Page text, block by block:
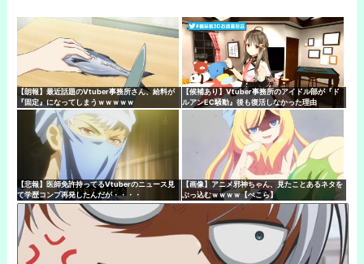
【朗報】最近話題のVtuber事務所さん、給料が
『固定』になってしまうｗｗｗｗｗ
【候補あり】Vtuber事務所のアイドル部が『ド
ルアンEC騒動』後も復活しなかった理由
【悲報】医師免許持ってるVtuberのニュース見
て学歴コンプ再発したんだが・・・・
【画像】アニメ邪神ちゃん、見たことあるネタを
ぶっ込むｗｗｗｗ【ぺこら】